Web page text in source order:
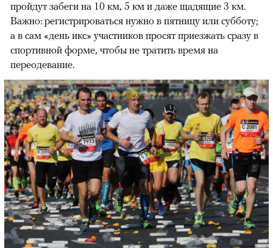
пройдут забеги на 10 км, 5 км и даже щадящие 3 км.
Важно: регистрироваться нужно в пятницу или субботу;
а в сам «день икс» участников просят приезжать сразу в
спортивной форме, чтобы не тратить время на
переодевание.